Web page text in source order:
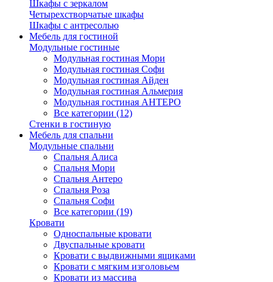
Шкафы с зеркалом
Четырехстворчатые шкафы
Шкафы с антресолью
Мебель для гостиной
Модульные гостиные
Модульная гостиная Мори
Модульная гостиная Софи
Модульная гостиная Айден
Модульная гостиная Альмерия
Модульная гостиная АНТЕРО
Все категории (12)
Стенки в гостиную
Мебель для спальни
Модульные спальни
Спальня Алиса
Спальня Мори
Спальня Антеро
Спальня Роза
Спальня Софи
Все категории (19)
Кровати
Односпальные кровати
Двуспальные кровати
Кровати с выдвижными ящиками
Кровати с мягким изголовьем
Кровати из массива